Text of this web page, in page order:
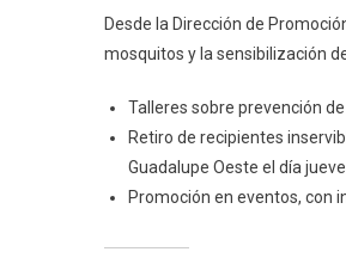
Desde la Dirección de
mosquitos y la sensibilización
Talleres sobre prevención
Retiro de recipientes
Guadalupe Oeste el día
Promoción en eventos, con